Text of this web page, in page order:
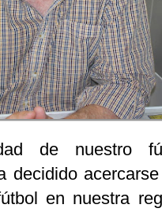
de nuestro
decidido
en nuestra